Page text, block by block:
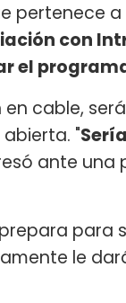
pertenece a
con
el
cable,
"
ante una
para
le